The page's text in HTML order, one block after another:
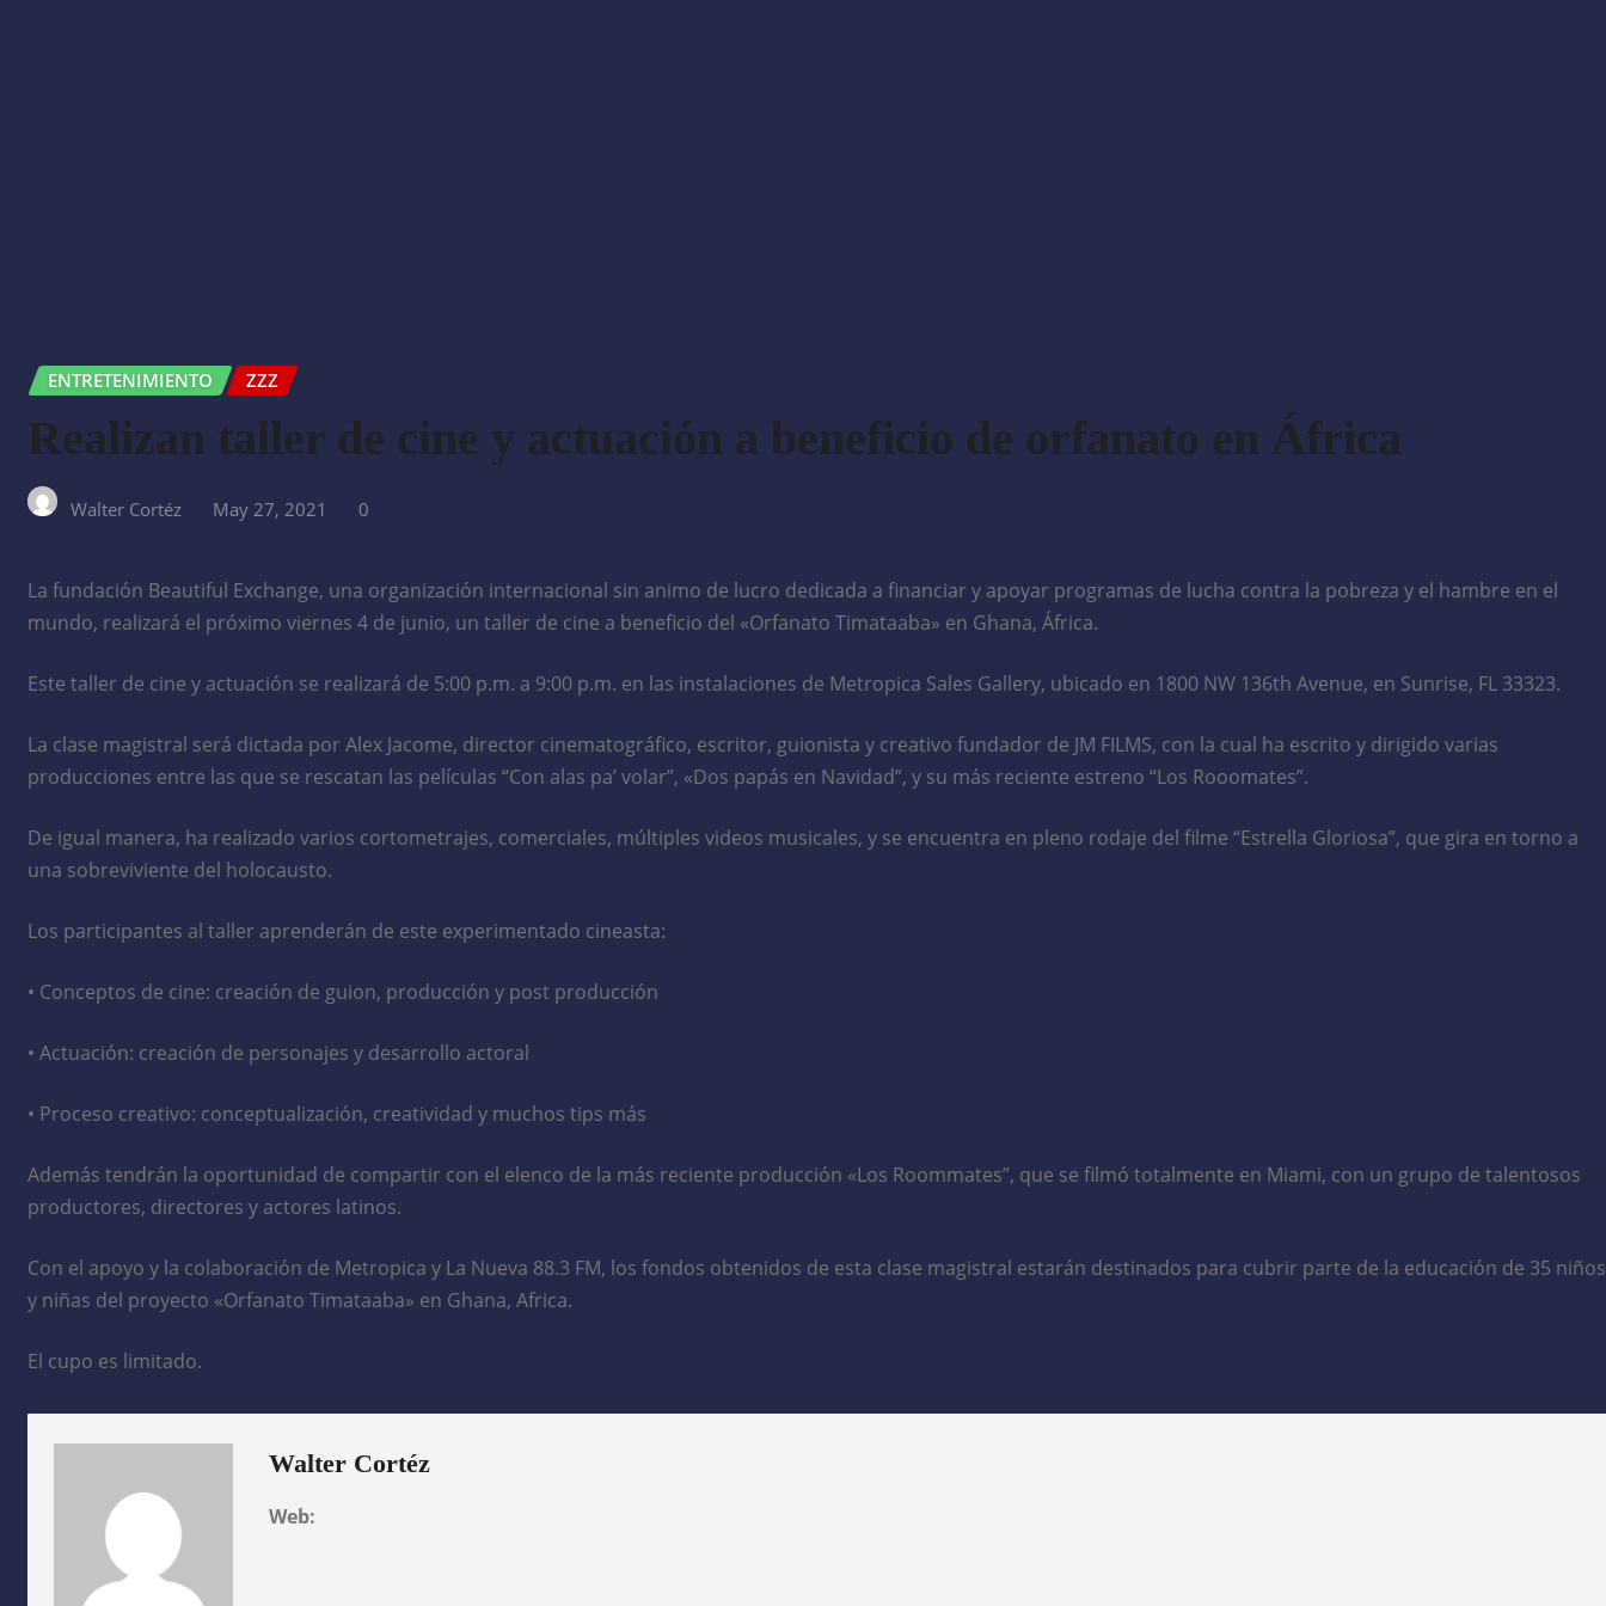
ENTRETENIMIENTO ZZZ
Realizan taller de cine y actuación a beneficio de orfanato en África
Walter Cortéz May 27, 2021 0
La fundación Beautiful Exchange, una organización internacional sin animo de lucro dedicada a financiar y apoyar programas de lucha contra la pobreza y el hambre en el
mundo, realizará el próximo viernes 4 de junio, un taller de cine a beneficio del «Orfanato Timataaba» en Ghana, África.
Este taller de cine y actuación se realizará de 5:00 p.m. a 9:00 p.m. en las instalaciones de Metropica Sales Gallery, ubicado en 1800 NW 136th Avenue, en Sunrise, FL 33323.
La clase magistral será dictada por Alex Jacome, director cinematográfico, escritor, guionista y creativo fundador de JM FILMS, con la cual ha escrito y dirigido varias
producciones entre las que se rescatan las películas “Con alas pa’ volar”, «Dos papás en Navidad”, y su más reciente estreno “Los Rooomates”.
De igual manera, ha realizado varios cortometrajes, comerciales, múltiples videos musicales, y se encuentra en pleno rodaje del filme “Estrella Gloriosa”, que gira en torno a
una sobreviviente del holocausto.
Los participantes al taller aprenderán de este experimentado cineasta:
• Conceptos de cine: creación de guion, producción y post producción
• Actuación: creación de personajes y desarrollo actoral
• Proceso creativo: conceptualización, creatividad y muchos tips más
Además tendrán la oportunidad de compartir con el elenco de la más reciente producción «Los Roommates”, que se filmó totalmente en Miami, con un grupo de talentosos
productores, directores y actores latinos.
Con el apoyo y la colaboración de Metropica y La Nueva 88.3 FM, los fondos obtenidos de esta clase magistral estarán destinados para cubrir parte de la educación de 35 niños
y niñas del proyecto «Orfanato Timataaba» en Ghana, Africa.
El cupo es limitado.
Walter Cortéz
Web: